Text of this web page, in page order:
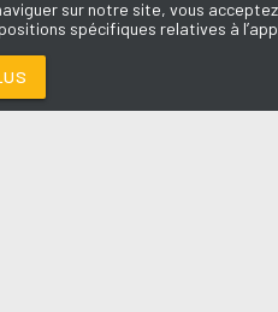
sur notre site, vous
spécifiques relatives à